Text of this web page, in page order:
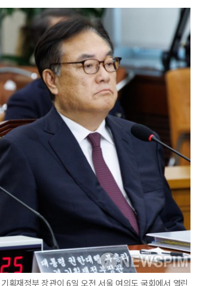
트럼프, 쿡 연준 이사 해임 재추진…"26일까지 의혹 소
유럽증시, 美 고용 예상 밖 부진에 연준 금리 인상
획재정부 장관이 6일 오전 서울 여의도 국회에서 열린